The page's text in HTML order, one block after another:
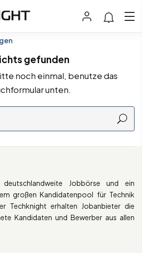
gefunden
noch einmal, benutze das
unten.
Jobbörse und ein
großen Kandidatenpool für Technik
Techknight erhalten Jobanbieter die
Kandidaten und Bewerber aus allen